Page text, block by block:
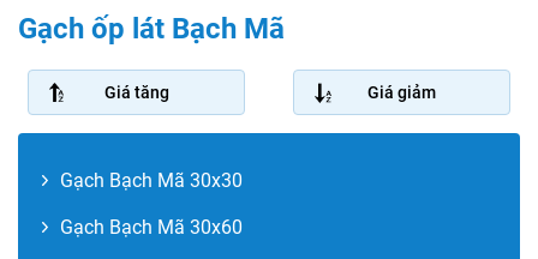
Gạch ốp lát Bạch Mã
Giá tăng Giá giảm
Gạch Bạch Mã 30x30
Gạch Bạch Mã 30x60